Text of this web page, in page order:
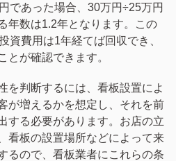
であった場合、30万円÷25万円
年数は1.2年となります。この
資費用は1年経てば回収でき、
とが確認できます。
を判断するには、看板設置によ
が増えるかを想定し、それを前
する必要があります。お店の立
看板の設置場所などによって来
るので、看板業者にこれらの条